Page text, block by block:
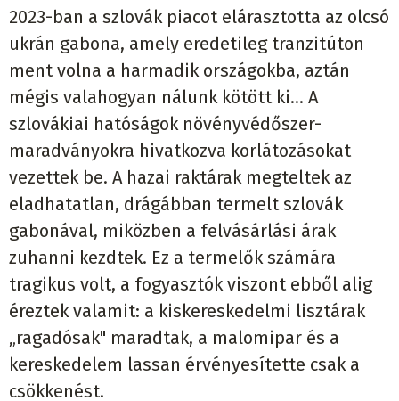
2023-ban a szlovák piacot elárasztotta az olcsó
ukrán gabona, amely eredetileg tranzitúton
ment volna a harmadik országokba, aztán
mégis valahogyan nálunk kötött ki… A
szlovákiai hatóságok növényvédőszer-
maradványokra hivatkozva korlátozásokat
vezettek be. A hazai raktárak megteltek az
eladhatatlan, drágábban termelt szlovák
gabonával, miközben a felvásárlási árak
zuhanni kezdtek. Ez a termelők számára
tragikus volt, a fogyasztók viszont ebből alig
éreztek valamit: a kiskereskedelmi lisztárak
„ragadósak" maradtak, a malomipar és a
kereskedelem lassan érvényesítette csak a
csökkenést.